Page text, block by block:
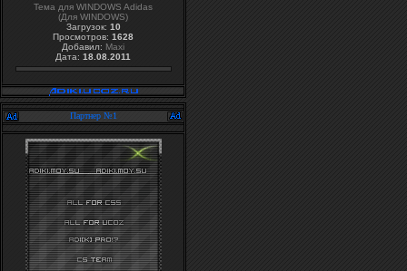
Тема для WINDOWS Adidas
(Для WINDOWS)
Загрузок: 10
Просмотров: 1628
Добавил: Maxi
Дата: 18.08.2011
Партнер №1